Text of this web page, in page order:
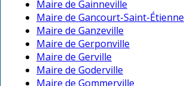
Maire de Gainneville
Maire de Gancourt-Saint-Étienne
Maire de Ganzeville
Maire de Gerponville
Maire de Gerville
Maire de Goderville
Maire de Gommerville